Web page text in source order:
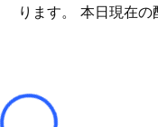
ります。 本日現在